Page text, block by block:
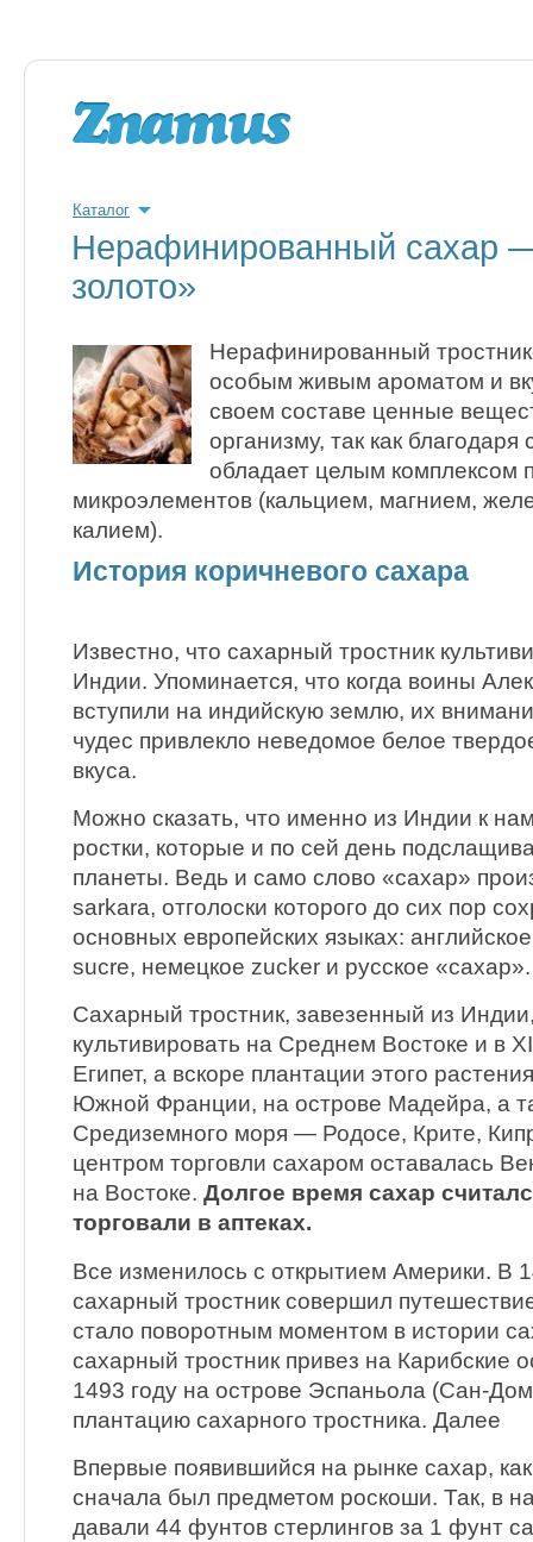
Каталог
Нерафинированный сахар
золото»
Нерафинированный
особым живым ароматом и
своем составе ценные
организму, так как
обладает целым комплексом
микроэлементов (кальцием, магнием,
калием).
История коричневого сахара
Известно, что сахарный тростник
Индии. Упоминается, что когда воины
вступили на индийскую землю, их
чудес привлекло неведомое белое
вкуса.
Можно сказать, что именно из Индии к
ростки, которые и по сей день
планеты. Ведь и само слово «сахар»
sarkara, отголоски которого до сих пор
основных европейских языках:
suсre, немецкое zucker и русское «сахар».
Сахарный тростник, завезенный из
культивировать на Среднем Востоке и в
Египет, а вскоре плантации этого
Южной Франции, на острове Мадейра, а
Средиземного моря — Родосе, Крите,
центром торговли сахаром оставалась
на Востоке. Долгое время сахар
торговали в аптеках.
Все изменилось с открытием Америки. В
сахарный тростник совершил
стало поворотным моментом в истории
сахарный тростник привез на Карибские
1493 году на острове Эспаньола (Сан-
плантацию сахарного тростника. Далее
Впервые появившийся на рынке сахар,
сначала был предметом роскоши. Так, в
давали 44 фунтов стерлингов за 1 фунт